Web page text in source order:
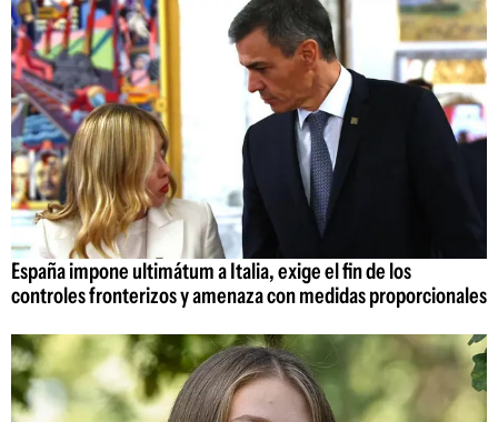
España impone ultimátum a Italia, exige el fin de los
controles fronterizos y amenaza con medidas proporcionales